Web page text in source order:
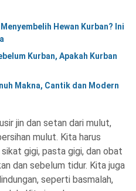
Hewan Kurban? Ini
Kurban, Apakah Kurban
Makna, Cantik dan Modern
jin dan setan dari mulut,
mulut. Kita harus
gigi, pasta gigi, dan obat
dan sebelum tidur. Kita juga
seperti basmalah,